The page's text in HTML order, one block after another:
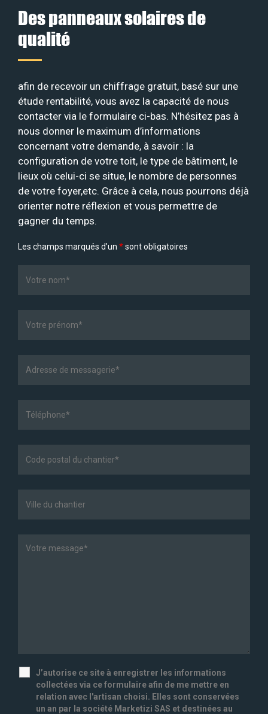
Des panneaux solaires de
qualité
afin de recevoir un chiffrage gratuit, basé sur une
étude rentabilité, vous avez la capacité de nous
contacter via le formulaire ci-bas. N’hésitez pas à
nous donner le maximum d’informations
concernant votre demande, à savoir : la
configuration de votre toit, le type de bâtiment, le
lieux où celui-ci se situe, le nombre de personnes
de votre foyer,etc. Grâce à cela, nous pourrons déjà
orienter notre réflexion et vous permettre de
gagner du temps.
Les champs marqués d’un *sont obligatoires
J’autorise ce site à enregistrer les informations
collectées via ce formulaire afin de me mettre en
relation avec l'artisan choisi. Elles sont conservées
un an par la société Marketizi SAS et destinées au